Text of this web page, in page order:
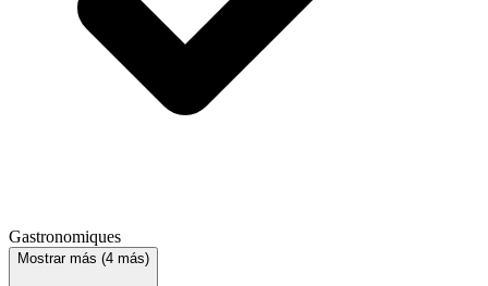
Gastronomiques
Mostrar más (4 más)